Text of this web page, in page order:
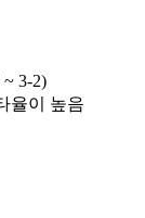
3-2)
율이 높음